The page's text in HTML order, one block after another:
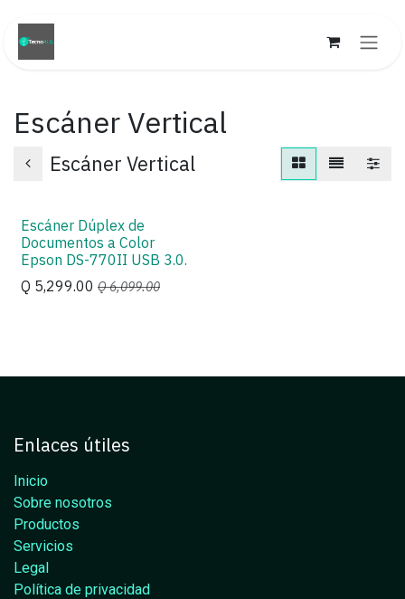
Escáner Vertical
Escáner Vertical
Oferta
Escáner Dúplex de
Documentos a Color
Epson DS-770II USB 3.0.
Q 5,299.00 Q6,099.00
Enlaces útiles
Inicio
Sobre nosotros
Productos
Servicios
Legal
Política de privacidad